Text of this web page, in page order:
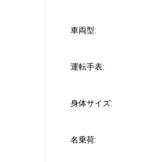
車両型:
運転手表:
身体サイズ:
名乗荷: